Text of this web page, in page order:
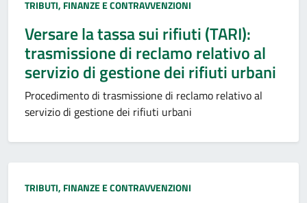
Categoria:
TRIBUTI, FINANZE E CONTRAVVENZIONI
Versare la tassa sui rifiuti (TARI):
trasmissione di reclamo relativo al
servizio di gestione dei rifiuti urbani
Procedimento di trasmissione di reclamo relativo al
servizio di gestione dei rifiuti urbani
Categoria:
TRIBUTI, FINANZE E CONTRAVVENZIONI